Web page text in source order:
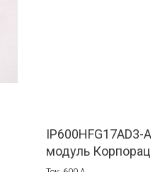
IP600HFG17AD3-
модуль